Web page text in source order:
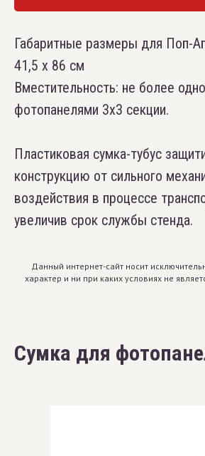
Габаритные размеры для Поп-
41,5 х 86 см
Вместительность: не более
фотопанелями 3х3 секции.
Пластиковая сумка-тубус
конструкцию от сильного
воздействия в процессе
увеличив срок службы стенда.
Данный интернет-сайт носит
характер и ни при каких условиях не
Сумка для